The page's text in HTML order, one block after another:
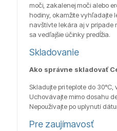
moči, zakalenej moči alebo
hodiny, okamžite vyhľadajte
navštívte lekára aj v prípade
sa vedľajšie účinky predĺžia.
Skladovanie
Ako správne skladovať
Skladujte pri teplote do 30°C,
Uchovávajte mimo dosahu
Nepoužívajte po uplynutí
Pre zaujímavosť